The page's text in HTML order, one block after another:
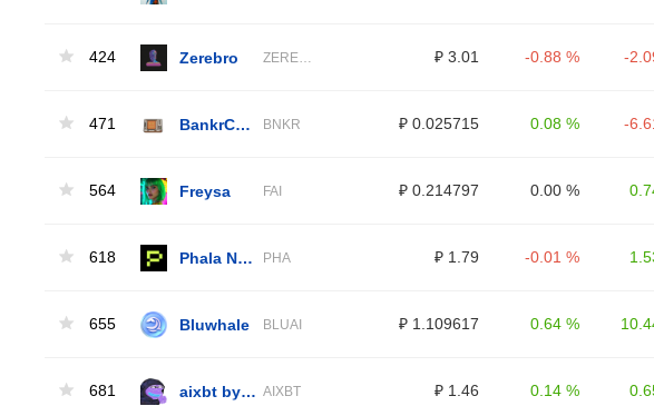
424 Zerebro ₽ 3.01 -0.88 % -
471 BNKR ₽ 0.025715 0.08 % -
564 Freysa FAI ₽ 0.214797 0.00 %
618 PHA ₽ 1.79 -0.01 %
655 Bluwhale BLUAI ₽ 1.109617 0.64 %
681 AIXBT ₽ 1.46 0.14 %